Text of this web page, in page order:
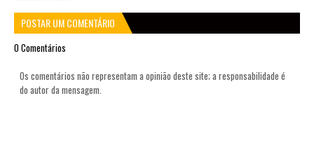
POSTAR UM COMENTÁRIO
0 Comentários
Os comentários não representam a opinião deste site; a responsabilidade é
do autor da mensagem.